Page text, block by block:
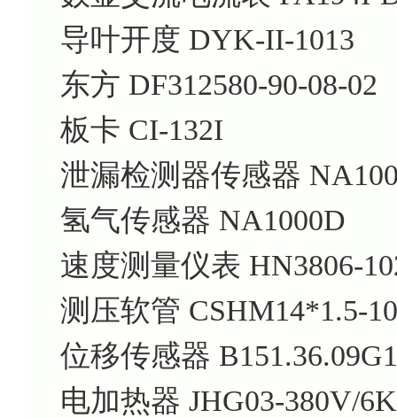
导叶开度 DYK-II-1013
东方 DF312580-90-08-02
板卡 CI-132I
泄漏检测器传感器
氢气传感器 NA1000D
速度测量仪表 HN3806-
测压软管 CSHM14*1.5-
位移传感器
电加热器 JHG03-380V/